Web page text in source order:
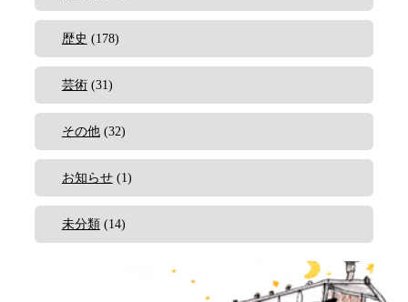
歴史 (178)
芸術(31)
その他(32)
お知らせ(1)
未分類(14)